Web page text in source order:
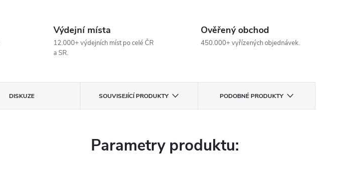
Výdejní místa
12.000+ výdejních míst po celé ČR
a SR.
Ověřený obchod
450.000+ vyřízených objednávek.
DISKUZE SOUVISEJÍCÍ PRODUKTY PODOBNÉ PRODUKTY
Parametry produktu: